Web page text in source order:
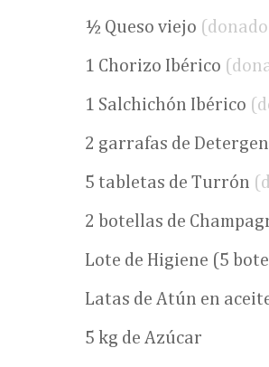
½ Queso viejo
1 Chorizo Ibérico
1 Salchichón Ibérico
2 garrafas de
5 tabletas de Turrón
2 botellas de
Lote de Higiene (5
Latas de Atún en
5 kg de Azúcar